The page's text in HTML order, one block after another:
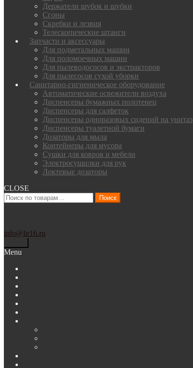
Держатели шубок и шубки
Сгоны
Скребки и лезвия
Телескопические штанги
Запчасти и аксессуары
Для подметальных машин
Для поломоечных машин
Для пылеводососов и экстракторов
Для пылесосов сухой уборки
Санитарно-гигиеническое оборудование
Автоматические освежители воздуха
Диспенсеры бумажных полотенец
Диспенсеры для салфеток
Диспенсеры одноразовых сидений на унитаз
Диспенсеры туалетной бумаги
Дозаторы для мыла
Контейнеры для мусора
Сушки для ковров и мебели
Электросушилки для рук
Локтевые дозаторы
CLOSE
Искать:
Поиск
info@lir16.ru
Menu